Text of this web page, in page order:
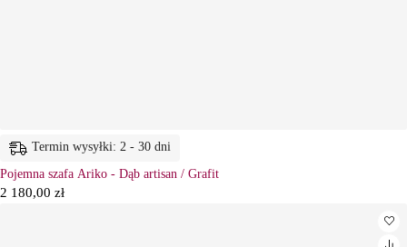
Termin wysyłki: 2 - 30 dni
Pojemna szafa Ariko - Dąb artisan / Grafit
2 180,00 zł